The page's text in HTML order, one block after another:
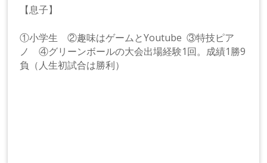
【息子】
①小学生 ②趣味はゲームとYoutube ③特技ピア
ノ ④グリーンボールの大会出場経験1回。成績1勝9
負（人生初試合は勝利）